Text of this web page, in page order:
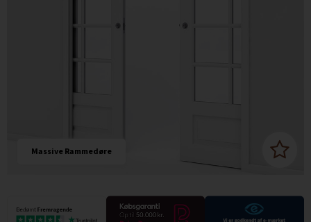
Massive Rammedøre